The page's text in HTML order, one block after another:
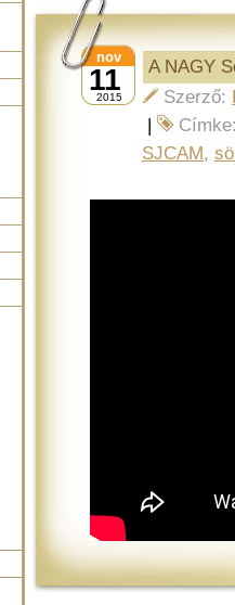
11
nov
2015
A NAGY
Szerző:
|
SJCAM,